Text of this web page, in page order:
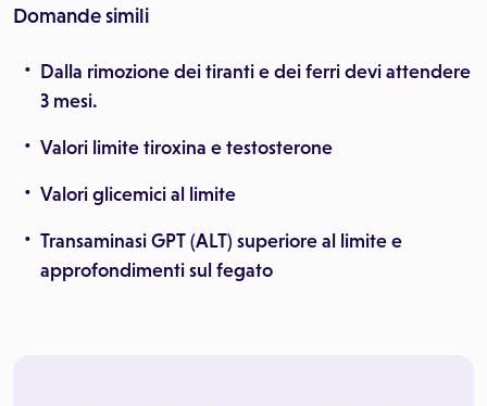
Domande simili
Dalla rimozione dei tiranti e dei ferri devi attendere
3 mesi.
Valori limite tiroxina e testosterone
Valori glicemici al limite
Transaminasi GPT (ALT) superiore al limite e
approfondimenti sul fegato